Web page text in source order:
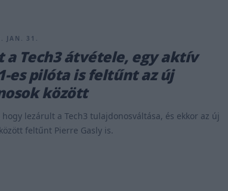
JAN. 31.
a Tech3 átvétele, egy aktív
es pilóta is feltűnt az új
között
lezárult a Tech3 tulajdonosváltása, és ekkor az új
feltűnt Pierre Gasly is.